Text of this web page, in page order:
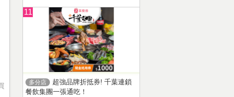
11
多分店
超強品牌折抵券! 千葉連鎖
餐飲集團一張通吃！